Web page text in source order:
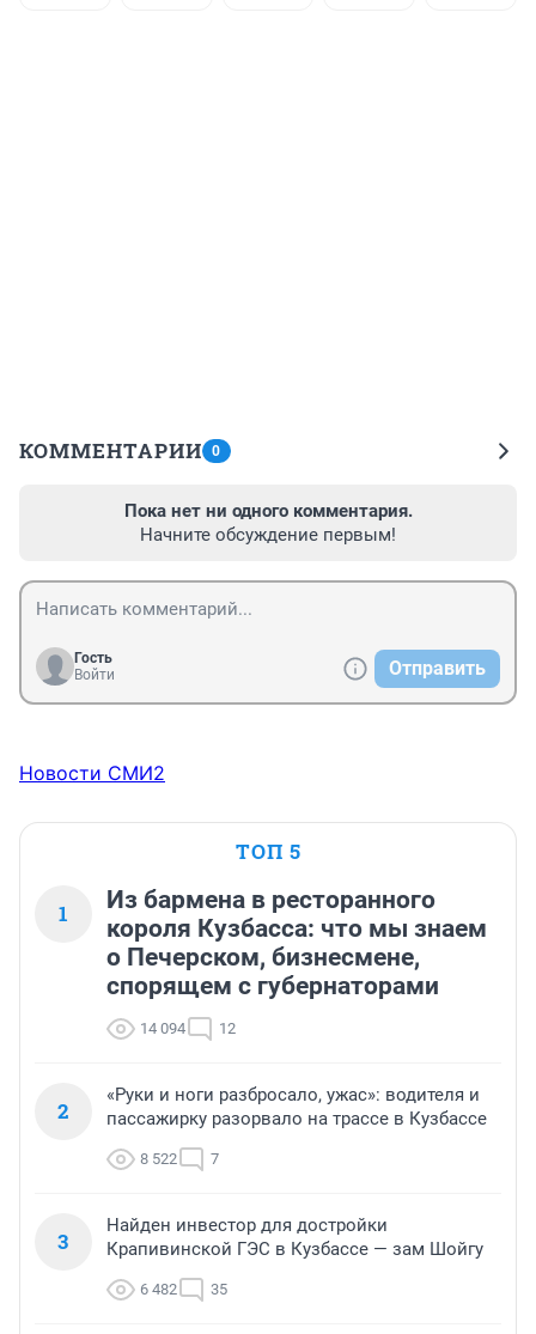
КОММЕНТАРИИ 0
Пока нет ни одного комментария.
Начните обсуждение первым!
Гость
Войти
Отправить
Новости СМИ2
ТОП 5
1
Из бармена в ресторанного
короля Кузбасса: что мы знаем
о Печерском, бизнесмене,
спорящем с губернаторами
14 094 12
2
«Руки и ноги разбросало, ужас»: водителя и
пассажирку разорвало на трассе в Кузбассе
8 522 7
3
Найден инвестор для достройки
Крапивинской ГЭС в Кузбассе — зам Шойгу
6 482 35